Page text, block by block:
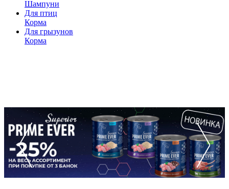
Шампуни
Для птиц
Корма
Для грызунов
Корма